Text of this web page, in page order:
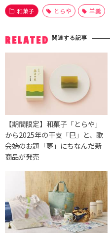
和菓子 とらや 羊羹
RELATED 関連する記事
【期間限定】和菓子「とらや」
から2025年の干支「巳」と、歌
会始のお題「夢」にちなんだ新
商品が発売